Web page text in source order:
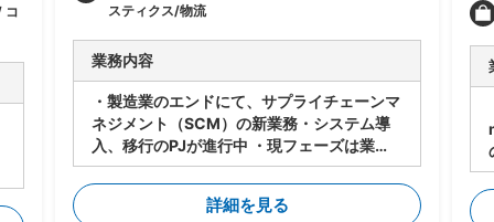
コ
スティクス/物流
業務内容
・製造業のエンドにて、サプライチェーンマ
ネジメント（SCM）の新業務・システム導
入、移行のPJが進行中 ・現フェーズは業
務・システムの設計は進行中 ・今後各サプ
ライヤーに導入・対応してもらうにあたり、
下記のタスクの支援をいただく想定 -メー
詳細を見る